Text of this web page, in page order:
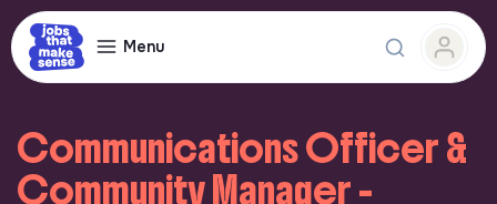
Menu
Communications Officer &
Community Manager -